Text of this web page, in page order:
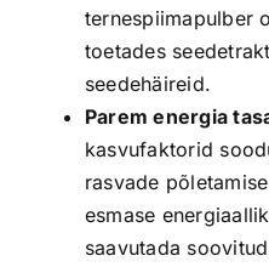
ternespiimapulber
toetades
seedehäireid.
Parem energia
kasvufaktorid
rasvade
esmase
saavutada